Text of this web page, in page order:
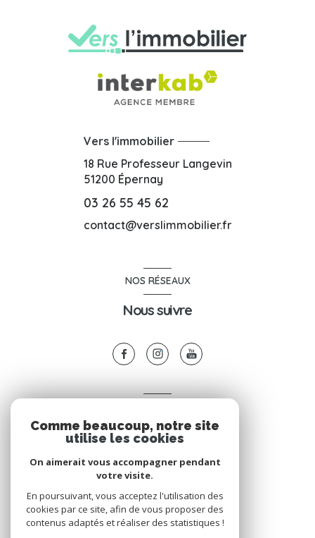
Vers l'immobilier
18 Rue Professeur Langevin
51200 Épernay
03 26 55 45 62
contact@verslimmobilier.fr
NOS RÉSEAUX
Nous suivre
Espace propriétaire
Comme beaucoup, notre site
utilise les cookies
On aimerait vous accompagner pendant
votre visite.
En poursuivant, vous acceptez l'utilisation des
cookies par ce site, afin de vous proposer des
contenus adaptés et réaliser des statistiques !